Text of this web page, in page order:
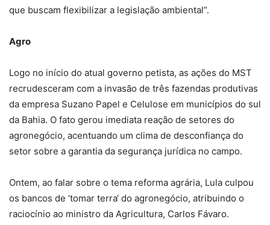
que buscam flexibilizar a legislação ambiental”.
Agro
Logo no início do atual governo petista, as ações do MST
recrudesceram com a invasão de três fazendas produtivas
da empresa Suzano Papel e Celulose em municípios do sul
da Bahia. O fato gerou imediata reação de setores do
agronegócio, acentuando um clima de desconfiança do
setor sobre a garantia da segurança jurídica no campo.
Ontem, ao falar sobre o tema reforma agrária, Lula culpou
os bancos de ‘tomar terra‘ do agronegócio, atribuindo o
raciocínio ao ministro da Agricultura, Carlos Fávaro.